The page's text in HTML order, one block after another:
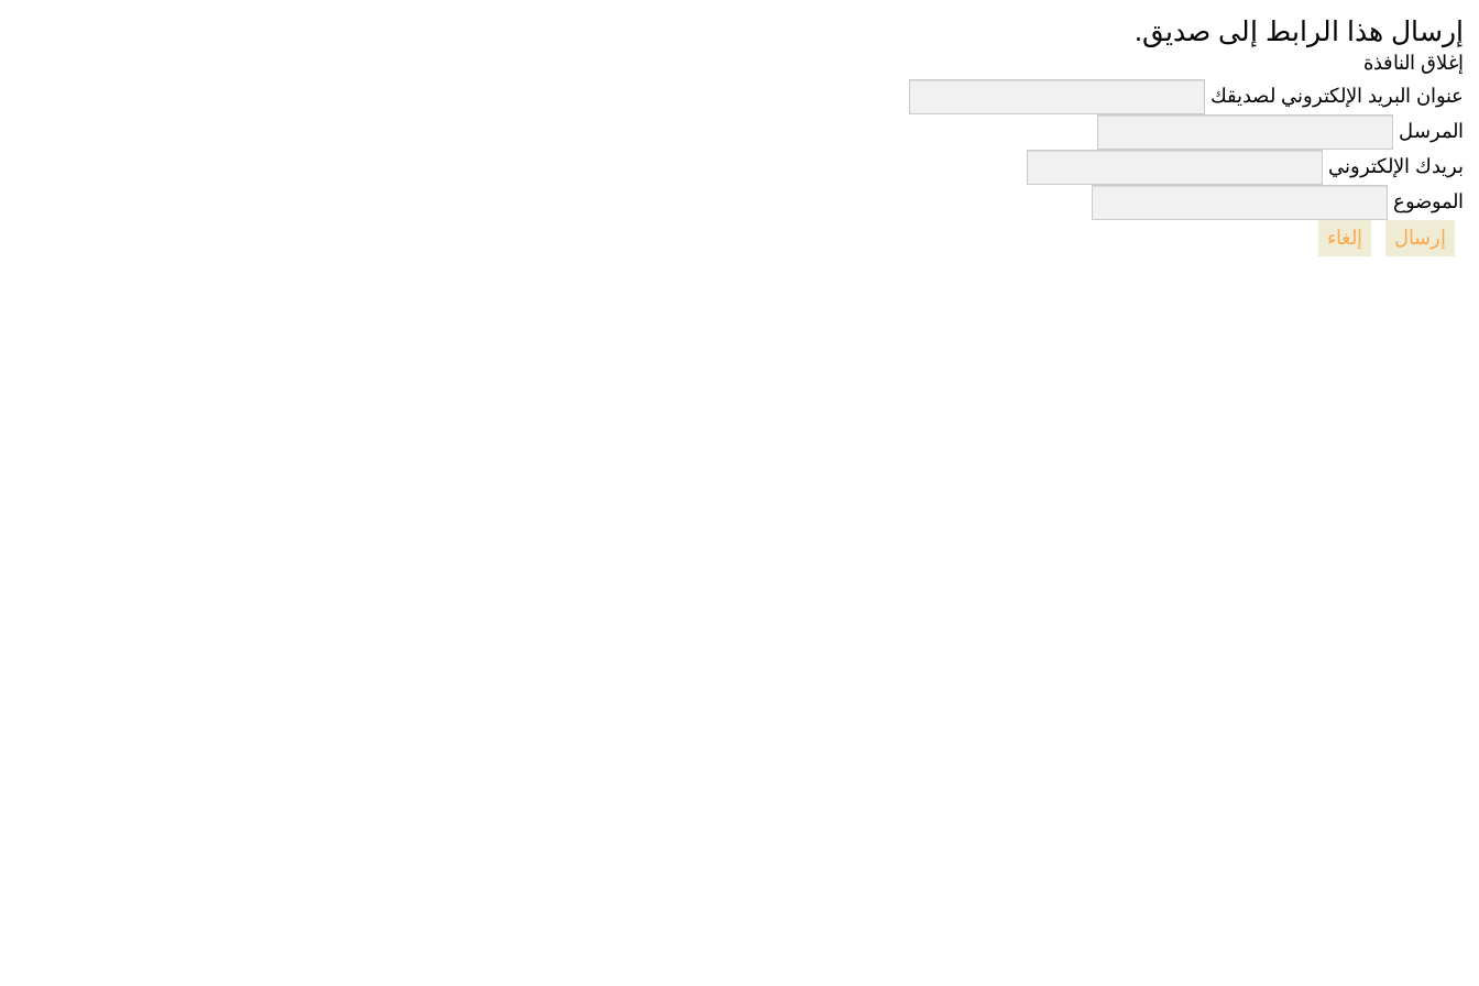
إرسال هذا الرابط إلى صديق.
إغلاق النافذة
عنوان البريد الإلكتروني لصديقك
المرسل
بريدك الإلكتروني
الموضوع
إرسال
إلغاء